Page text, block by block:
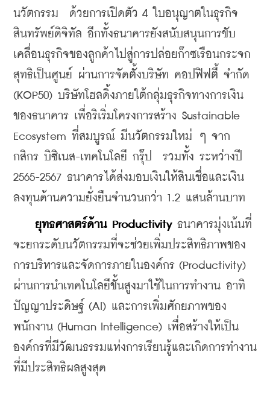
นวัตกรรม  ด้วยการเปิดตัว 4 ใบอนุญาตในธุรกิจ
สินทรัพย์ดิจิทัล อีกทั้งธนาคารยังสนับสนุนการขับ
เคลื่อนธุรกิจของลูกค้าไปสู่การปล่อยก๊าซเรือนกระจก
สุทธิเป็นศูนย์ ผ่านการจัดตั้งบริษัท คอปฟิฟตี้ จำกัด
(KOP50) บริษัทโฮลดิ้งภายใต้กลุ่มธุรกิจทางการเงิน
ของธนาคาร เพื่อริเริ่มโครงการสร้าง Sustainable
Ecosystem ที่สมบูรณ์ มีนวัตกรรมใหม่ ๆ จาก
กสิกร บิซิเนส-เทคโนโลยี กรุ๊ป  รวมทั้ง ระหว่างปี
2565-2567 ธนาคารได้ส่งมอบเงินให้สินเชื่อและเงิน
ลงทุนด้านความยั่งยืนจำนวนกว่า 1.2 แสนล้านบาท
ยุทธศาสตร์ด้าน Productivity ธนาคารมุ่งเน้นที่
จะยกระดับนวัตกรรมที่จะช่วยเพิ่มประสิทธิภาพของ
การบริหารและจัดการภายในองค์กร (Productivity)
ผ่านการนำเทคโนโลยีขั้นสูงมาใช้ในการทำงาน อาทิ
ปัญญาประดิษฐ์ (AI) และการเพิ่มศักยภาพของ
พนักงาน (Human Intelligence) เพื่อสร้างให้เป็น
องค์กรที่มีวัฒนธรรมแห่งการเรียนรู้และเกิดการทำงาน
ที่มีประสิทธิผลสูงสุด